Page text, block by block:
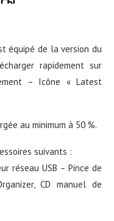
équipé de la version du
rapidement sur
– Icône « Latest
au minimum à 50 %.
suivants :
réseau USB – Pince de
CD manuel de